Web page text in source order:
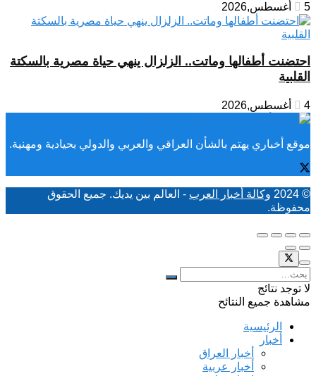
5 أغسطس,2026
احتضنت أطفالها وماتت.. الزلزال ينهي حياة مصرية بالسكتة
القلبية
4 أغسطس,2026
موقع أخباري يهتم بالشأن العراقي والعربي والدولي بحيادية ومهنية.
© 2024 وكالة أخبار العرب - العالم بين يديك. جميع الحقوق
محفوظة.
لا توجد نتائج
مشاهدة جميع النتائح
الرئيسية
أخبار
أخبار العراق
أخبار عربية